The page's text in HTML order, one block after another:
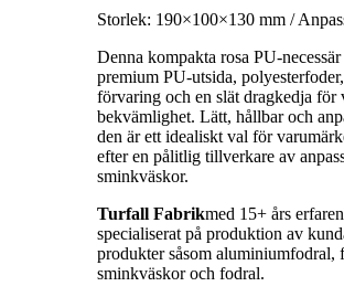
Storlek: 190×100×130 mm /
Denna kompakta rosa PU-
premium PU-utsida,
förvaring och en slät dragkedja för
bekvämlighet. Lätt, hållbar och
den är ett idealiskt val för
efter en pålitlig tillverkare av
sminkväskor.
Turfall Fabrikmed 15+ års
specialiserat på produktion av
produkter såsom aluminiumfodral,
sminkväskor och fodral.